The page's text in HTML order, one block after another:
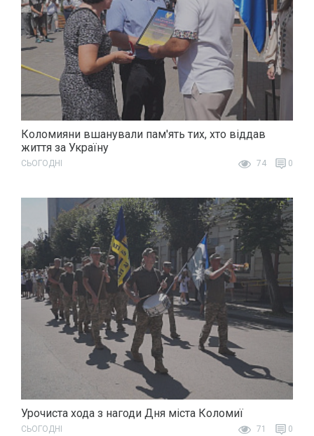
Коломияни вшанували пам'ять тих, хто віддав
життя за Україну
СЬОГОДНІ 74 0
Урочиста хода з нагоди Дня міста Коломиї
СЬОГОДНІ 71 0